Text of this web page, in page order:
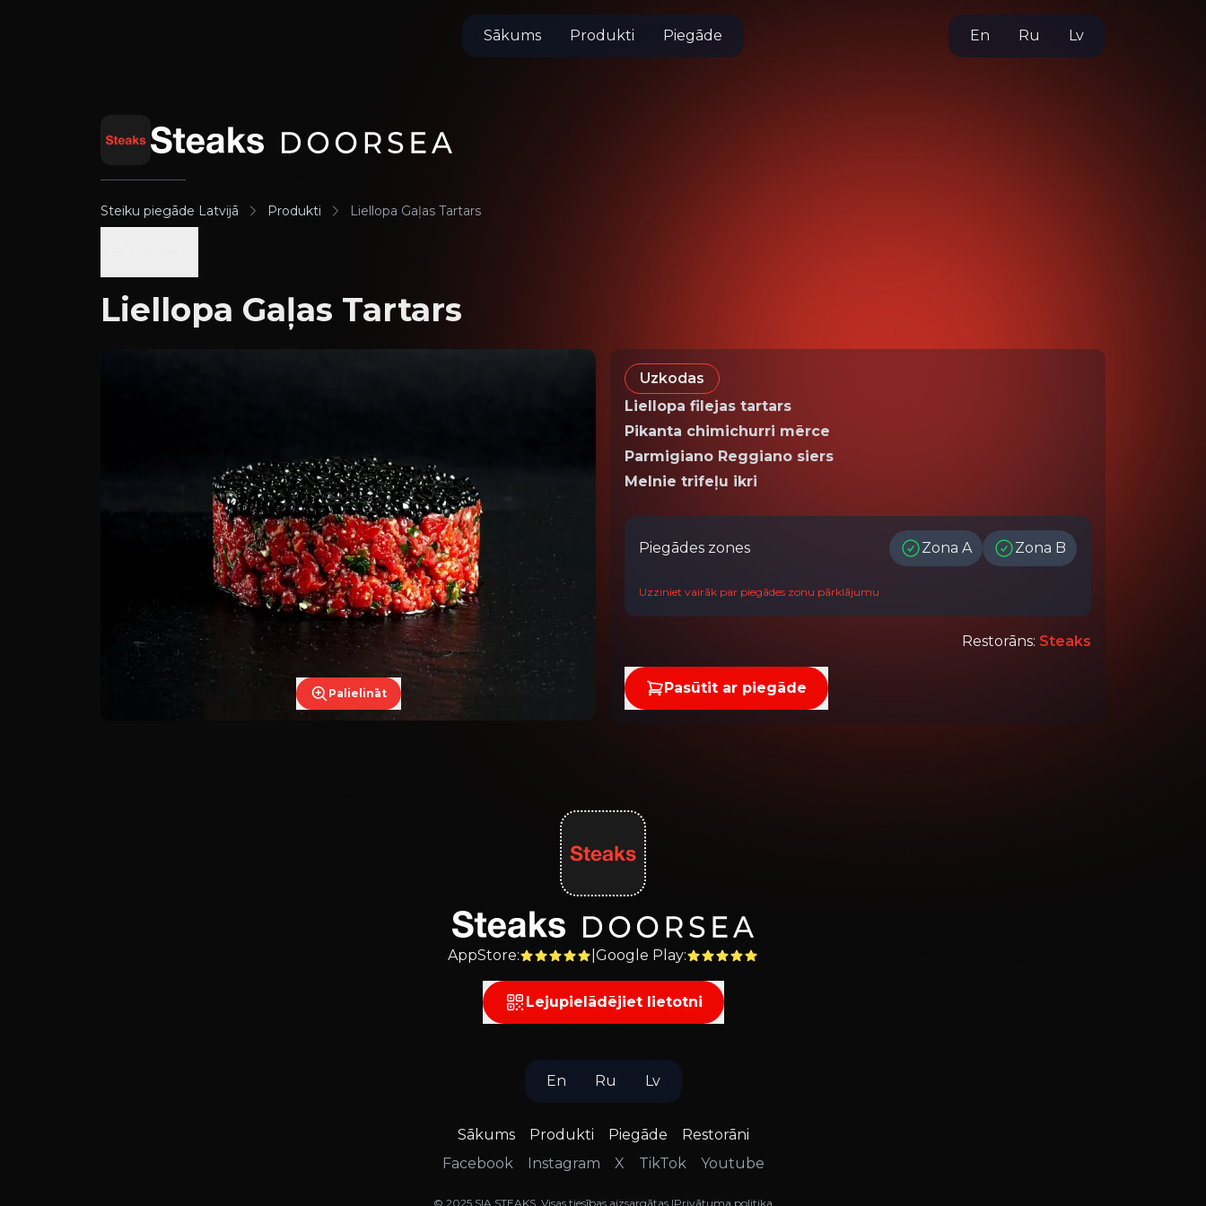
Sākums Produkti Piegāde En Ru Lv
Steiku piegāde Latvijā Produkti Liellopa Gaļas Tartars
Liellopa Gaļas Tartars
Palielināt
Uzkodas
Liellopa filejas tartars
Pikanta chimichurri mērce
Parmigiano Reggiano siers
Melnie trifeļu ikri
Piegādes zones Zona A Zona B
Uzziniet vairāk par piegādes zonu pārklājumu
Restorāns: Steaks
Pasūtit ar piegāde
AppStore: Google Play:
Lejupielādējiet lietotni
En Ru Lv
Sākums Produkti Piegāde
Restorāni
Facebook
Instagram X TikTok Youtube
© 2025 SIA STEAKS Visas tiesības aizsargātas |Privātuma politika